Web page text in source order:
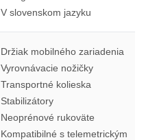
V slovenskom jazyku
Držiak mobilného zariadenia
Vyrovnávacie nožičky
Transportné kolieska
Stabilizátory
Neoprénové rukoväte
Kompatibilné s telemetrickým